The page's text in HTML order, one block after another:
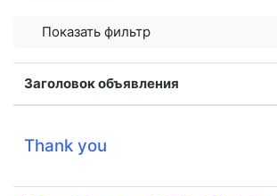
Показать фильтр
Заголовок объявления
Thank you